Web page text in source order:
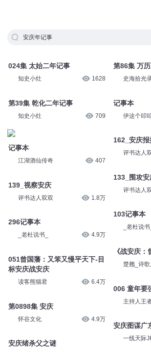
安庆年记事
024集 太始二年记事
知史小灶 1628
第39集 乾化二年记事
知史小灶 709
记事本
江湖酒仙传奇 407
139_视察安庆
评书达人双双 1.8万
296记事本
_老杜说书_ 4.9万
051曾国藩：又笨又慢平天下-目
标安庆战安庆
读客熊猫君 6.4万
第0898集 安庆
怀谷文化 4.9万
安庆绪杀父之谜
第86集 万
史海拾光
记事本
伊这个叩
162_安庆报
评书达人
133_围攻安
评书达人
103记事本
_老杜说书_
《战安庆：
楚翘_诗歌
006 童年要
主持人王
安庆图谋广
一线天际